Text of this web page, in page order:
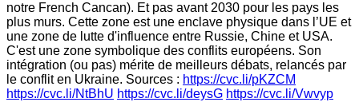
notre French Cancan). Et pas avant 2030 pour les pays les
plus murs. Cette zone est une enclave physique dans l’UE et
une zone de lutte d'influence entre Russie, Chine et USA.
C'est une zone symbolique des conflits européens. Son
intégration (ou pas) mérite de meilleurs débats, relancés par
le conflit en Ukraine. Sources : https://cvc.li/pKZCM
https://cvc.li/NtBhU https://cvc.li/deysG https://cvc.li/Vwvyp